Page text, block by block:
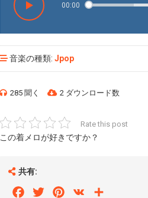
00:00
音楽の種類: Jpop
285 聞く 2 ダウンロード数
Rate this post
この着メロが好きですか？
共有:
FacebookTwitterPinterest
VK